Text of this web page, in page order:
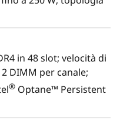
è in grado di
i carichi di
associati alla
di amministrazione
pur
soluzione per
delle aree
in 48 slot; velocità di
DIMM per canale;
® Optane™ Persistent